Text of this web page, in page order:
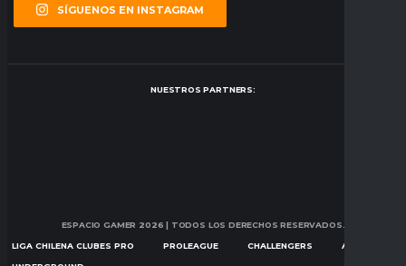
SÍGUENOS EN INSTAGRAM
NUESTROS PARTNERS:
ESPACIO GAMER 2026 | TODOS LOS DERECHOS RESERVADOS.
LIGA CHILENA CLUBES PRO PROLEAGUE CHALLENGERS ASCENSION